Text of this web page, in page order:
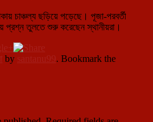
চাঞ্চল্য ছড়িয়ে পড়েছে। পূজা-পরবর্তী
প্রশ্ন তুলতে শুরু করেছেন স্থানীয়রা।
by santanu99. Bookmark the